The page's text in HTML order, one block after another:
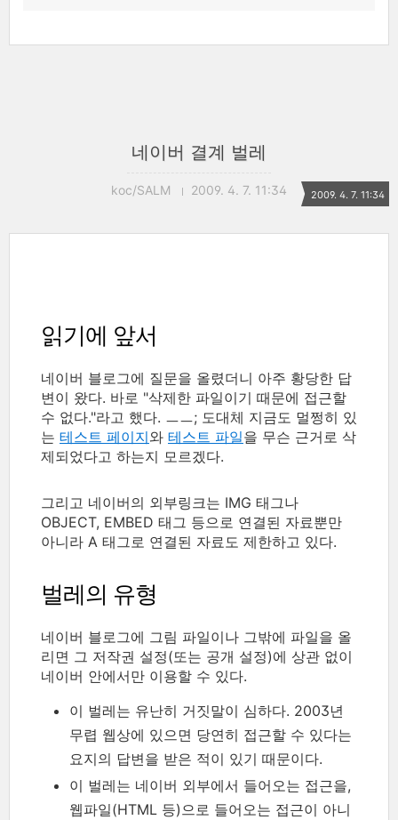
네이버 결계 벌레
koc/SALM 2009. 4. 7. 11:34 2009. 4. 7. 11:34
읽기에 앞서
네이버 블로그에 질문을 올렸더니 아주 황당한 답
변이 왔다. 바로 "삭제한 파일이기 때문에 접근할
수 없다."라고 했다. ㅡㅡ; 도대체 지금도 멀쩡히 있
는 테스트 페이지와 테스트 파일을 무슨 근거로 삭
제되었다고 하는지 모르겠다.
그리고 네이버의 외부링크는 IMG 태그나
OBJECT, EMBED 태그 등으로 연결된 자료뿐만
아니라 A 태그로 연결된 자료도 제한하고 있다.
벌레의 유형
네이버 블로그에 그림 파일이나 그밖에 파일을 올
리면 그 저작권 설정(또는 공개 설정)에 상관 없이
네이버 안에서만 이용할 수 있다.
이 벌레는 유난히 거짓말이 심하다. 2003년
무렵 웹상에 있으면 당연히 접근할 수 있다는
요지의 답변을 받은 적이 있기 때문이다.
이 벌레는 네이버 외부에서 들어오는 접근을,
웹파일(HTML 등)으로 들어오는 접근이 아니